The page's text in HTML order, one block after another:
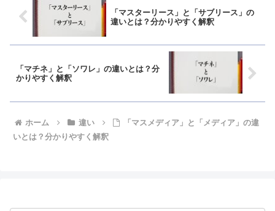
「マスターリース」と「サブリース」の
違いとは？分かりやすく解釈
「マチネ」と「ソワレ」の違いとは？分
かりやすく解釈
ホーム 違い
「マスメディア」と「メディア」の違
いとは？分かりやすく解釈